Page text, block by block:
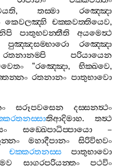
, තස‍්මා
රඤ‍්ඤො
කෙවලඤ‍්හි චක‍්කවත‍්තියෙව,
පාතුභවන‍්තීති
අයමෙත්‍ථ
පුඤ‍්ඤසම‍්භාරො
රඤ‍්ඤො
රතනානම‍්පි
පරියායෙන
“රඤ‍්ඤො,භික‍්ඛවෙ,
රතනානං පාතුභාවො
සරූපවසෙන
දස‍්සනත්‍ථං
තිආදිමාහ.තත්‍ථ
සඞ‍්ඛෙපාධිප‍්පායො–
මහාදීපානං
සිරිවිභවං
චක‍්කරතනස‍්ස
පාතුභාවො
සාගරපරියන‍්තං
පථවිං